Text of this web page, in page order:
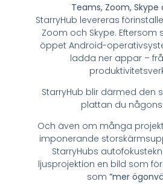
Teams, Zoom, Skype
StarryHub levereras
Zoom och Skype. Eftersom
öppet Android-
ladda ner appar –
StarryHub blir därmed den
plattan du
Och även om många
imponerande
StarryHubs
ljusprojektion en bild som
som ”mer